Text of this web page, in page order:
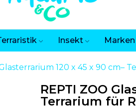
Insekt Marken
120 x 45 x 90 cm–
REPTI ZOO
Terrarium für